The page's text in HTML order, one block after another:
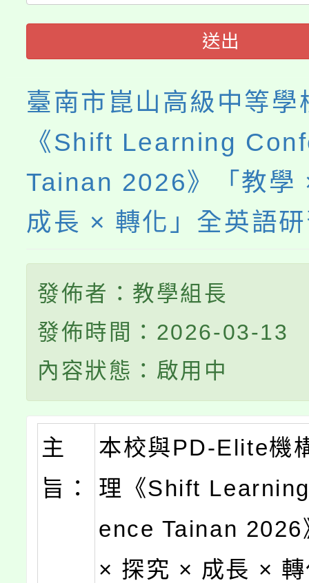
送出
臺南市崑山高級中等學
《Shift Learning
Tainan 2026》「教學
成長 × 轉化」全英語
發佈者：教學組長
發佈時間：2026-03-13
內容狀態：啟用中
主
旨：
本校與PD-Elite機
理《Shift
ence Tainan 2026
× 探究 × 成長 ×